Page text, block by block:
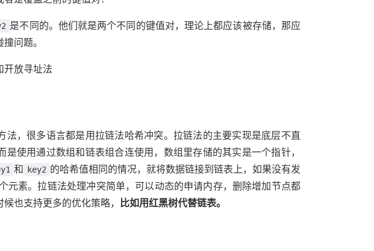
是不同的。他们就是两个不同的键值对，理论上都应该被存储，那应
问题。
开放寻址法
法，很多语言都是用拉链法哈希冲突。拉链法的主要实现是底层不直
使用通过数组和链表组合连使用，数组里存储的其实是一个指针，
和 key2 的哈希值相同的情况，就将数据链接到链表上，如果没有发
元素。拉链法处理冲突简单，可以动态的申请内存，删除增加节点都
也⽀持更多的优化策略，
⽐如⽤红⿊树代替链表。